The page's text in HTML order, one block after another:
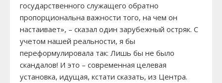
государственного служащего обратно
пропорциональна важности того, на чем он
настаивает», – сказал один зарубежный остряк. С
учетом нашей реальности, я бы
переформулировала так: Лишь бы не было
скандалов! И это – современная целевая
установка, идущая, кстати сказать, из Центра.